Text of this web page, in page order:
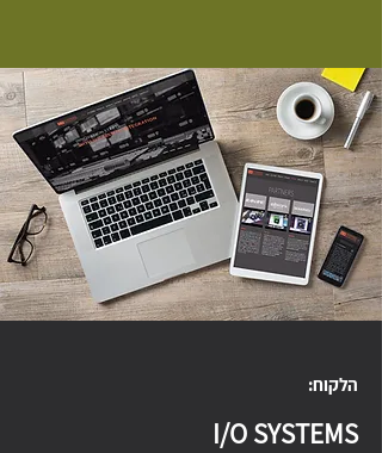
הלקוח:
I/O SYSTEMS